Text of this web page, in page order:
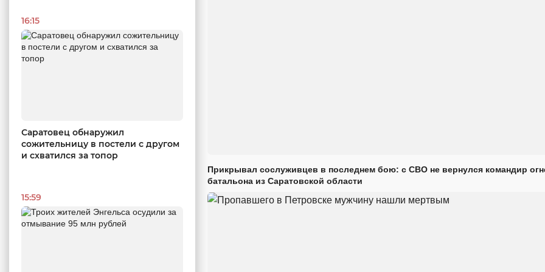
16:15
Саратовец обнаружил
сожительницу в постели с другом
и схватился за топор
15:59
Прикрывал сослуживцев в последнем бою: с СВО не вернулся командир
батальона из Саратовской области